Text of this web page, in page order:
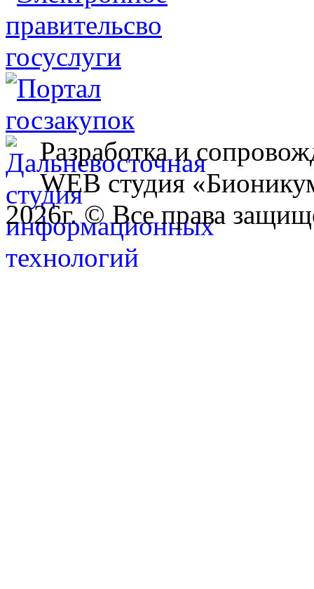
Разработка и
WEB студия
2026г. © Все права